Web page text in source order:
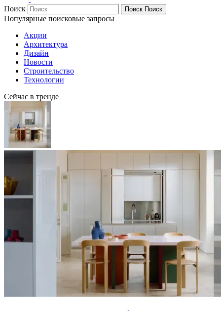
Поиск Поиск Поиск
Популярные поисковые запросы
Акции
Архитектура
Дизайн
Новости
Строительство
Технологии
Сейчас в тренде